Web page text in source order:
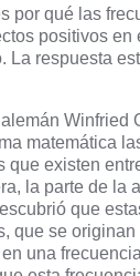
por qué las
positivos
La respuesta
Winfried
matemática
que existen
la parte de la
que
que se
una